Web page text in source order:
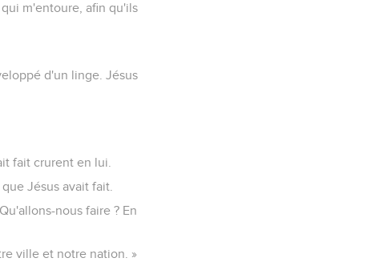
m'entoure, afin qu'ils
d'un linge. Jésus
fait crurent en lui.
Jésus avait fait.
nous faire ? En
ville et notre nation. »